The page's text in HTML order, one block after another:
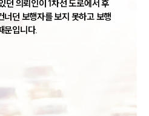
던 의뢰인이 1차선 도로에서 후
너던 보행자를 보지 못하고 보행
문입니다.